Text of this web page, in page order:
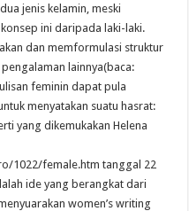
jenis kelamin, meski
ini daripada laki-laki.
dan memformulasi struktur
lainnya(baca:
feminin dapat pula
menyatakan suatu hasrat:
yang dikemukakan Helena
1022/female.htm tanggal 22
ide yang berangkat dari
women’s writing